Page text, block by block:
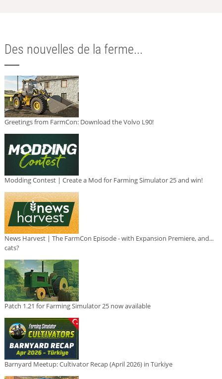
Des nouvelles de la ferme...
Greetings from FarmCon: Download the Volvo L90!
Modding Contest | Create a Mod for Farming Simulator 25 and win!
News Harvest | The FarmCon Episode - with Expansion Premiere, and...
cats?
Patch 1.21 for Farming Simulator 25 now available
Barnyard Meetup: Cultivator Recap (April 2026) in Türkiye